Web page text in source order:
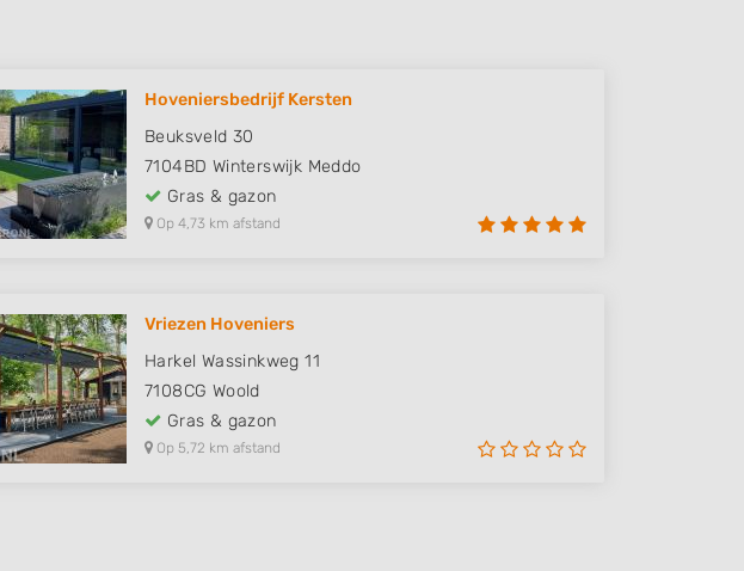
Hoveniersbedrijf Kersten
Beuksveld 30
7104BD Winterswijk Meddo
Gras & gazon
Op 4,73 km afstand
Vriezen Hoveniers
Harkel Wassinkweg 11
7108CG Woold
Gras & gazon
Op 5,72 km afstand